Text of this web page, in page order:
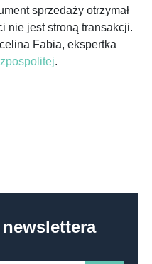
sprzedaży otrzymał
nie jest stroną transakcji.
Fabia, ekspertka
.